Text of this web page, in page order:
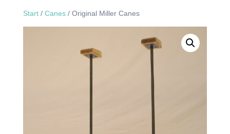
Start/ Canes/ Original Miller Canes